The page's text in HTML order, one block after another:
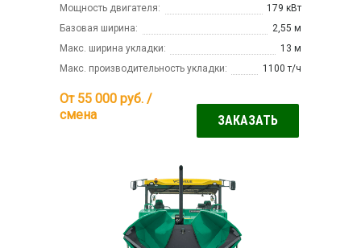
Мощность двигателя:
179 кВт
Базовая ширина:
2,55 м
Макс. ширина укладки:
13 м
Макс. производительность укладки:
1100 т/ч
От 55 000 руб. /
смена
ЗАКАЗАТЬ